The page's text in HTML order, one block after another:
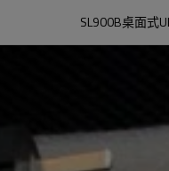
SL900B桌面式